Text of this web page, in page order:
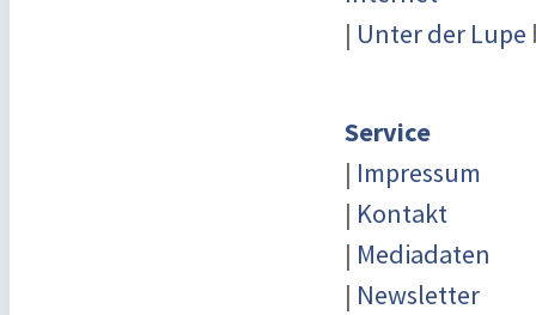
| Unter der Lupe
Service
| Impressum
| Kontakt
| Mediadaten
| Newsletter